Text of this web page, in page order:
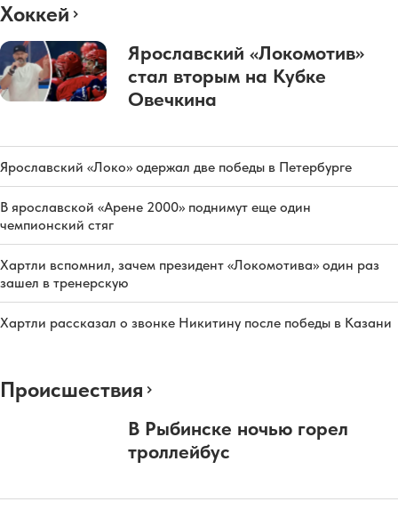
Хоккей
Ярославский «Локомотив»
стал вторым на Кубке
Овечкина
Ярославский «Локо» одержал две победы в Петербурге
В ярославской «Арене 2000» поднимут еще один
чемпионский стяг
Хартли вспомнил, зачем президент «Локомотива» один раз
зашел в тренерскую
Хартли рассказал о звонке Никитину после победы в Казани
Происшествия
В Рыбинске ночью горел
троллейбус